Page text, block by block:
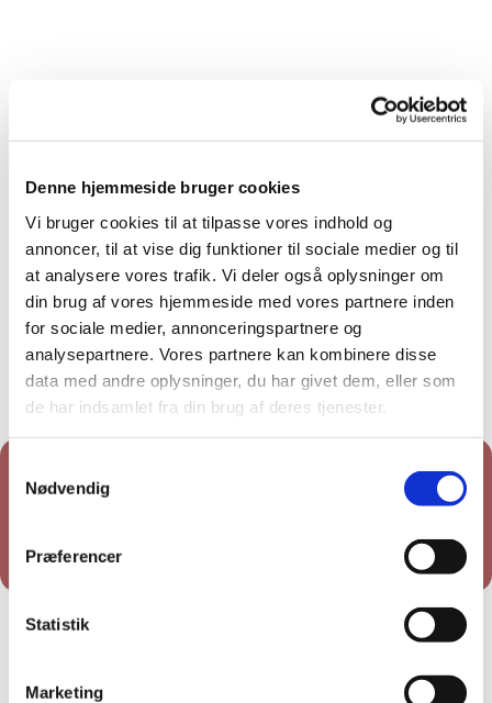
Denne hjemmeside bruger cookies
Vi bruger cookies til at tilpasse vores indhold og
annoncer, til at vise dig funktioner til sociale medier og til
at analysere vores trafik. Vi deler også oplysninger om
din brug af vores hjemmeside med vores partnere inden
for sociale medier, annonceringspartnere og
analysepartnere. Vores partnere kan kombinere disse
data med andre oplysninger, du har givet dem, eller som
de har indsamlet fra din brug af deres tjenester.
Nødvendig
Præferencer
Statistik
Marketing
Du vil måske også kunne lide...